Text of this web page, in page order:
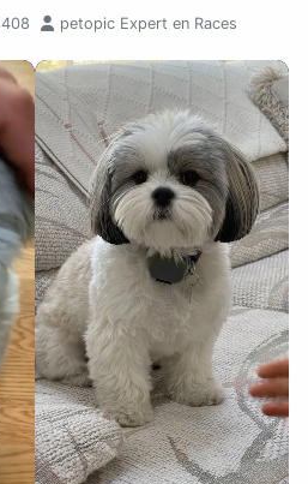
petopic Expert en Races